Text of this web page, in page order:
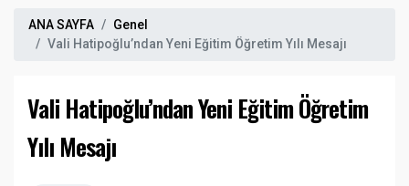
ANA SAYFA
Genel
Vali Hatipoğlu’ndan Yeni Eğitim Öğretim Yılı Mesajı
Vali Hatipoğlu’ndan Yeni Eğitim Öğretim
Yılı Mesajı